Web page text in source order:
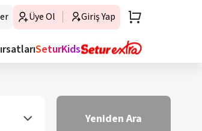
Üye Ol Giriş Yap
SeturKids
Yeniden Ara